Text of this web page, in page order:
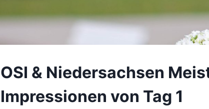
OSI & Niedersachsen
Impressionen von Tag 1